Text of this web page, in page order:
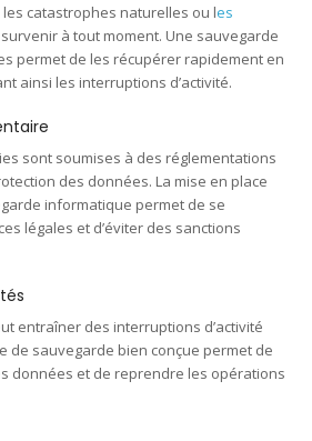
catastrophes naturelles ou les
à tout moment. Une sauvegarde
permet de les récupérer rapidement en
ainsi les interruptions d’activité.
sont soumises à des réglementations
des données. La mise en place
informatique permet de se
légales et d’éviter des sanctions
entraîner des interruptions d’activité
de sauvegarde bien conçue permet de
données et de reprendre les opérations